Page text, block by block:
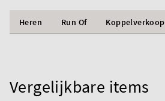
Heren Run Of Koppelverkoop
Vergelijkbare items